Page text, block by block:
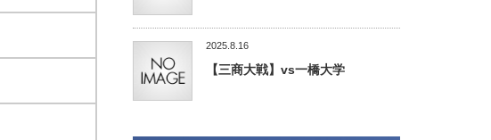
2025.8.16
【三商大戦】vs一橋大学